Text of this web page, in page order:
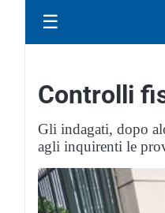
☰
Controlli
Gli indagati, dopo
agli inquirenti le